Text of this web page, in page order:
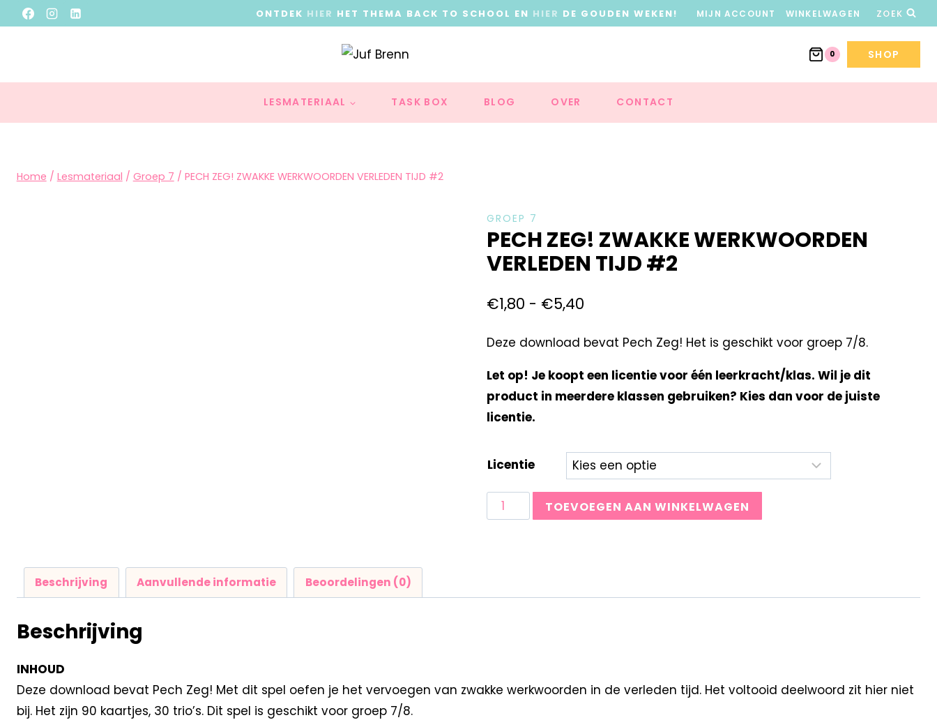
ONTDEK HIER HET THEMA BACK TO SCHOOL EN HIER DE GOUDEN WEKEN! MIJN ACCOUNT WINKELWAGEN ZOEK
0 SHOP
LESMATERIAAL TASK BOX BLOG OVER CONTACT
Home / Lesmateriaal / Groep 7 / PECH ZEG! ZWAKKE WERKWOORDEN VERLEDEN TIJD #2
GROEP 7
PECH ZEG! ZWAKKE WERKWOORDEN
VERLEDEN TIJD #2
€1,80 - €5,40
Deze download bevat Pech Zeg! Het is geschikt voor groep 7/8.
Let op! Je koopt een licentie voor één leerkracht/klas. Wil je dit
product in meerdere klassen gebruiken? Kies dan voor de juiste
licentie.
Licentie
TOEVOEGEN AAN WINKELWAGEN
Beschrijving Aanvullende informatie Beoordelingen (0)
Beschrijving
INHOUD
Deze download bevat Pech Zeg! Met dit spel oefen je het vervoegen van zwakke werkwoorden in de verleden tijd. Het voltooid deelwoord zit hier niet
bij. Het zijn 90 kaartjes, 30 trio’s. Dit spel is geschikt voor groep 7/8.